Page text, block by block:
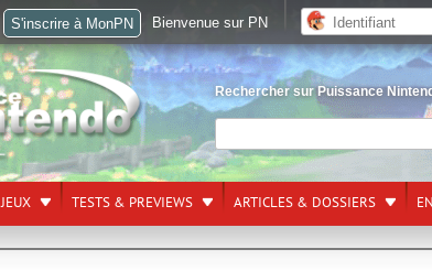
Rechercher sur Puissance
JEUX TESTS & PREVIEWS ARTICLES & DOSSIERS
S'inscrire à MonPN Bienvenue sur PN